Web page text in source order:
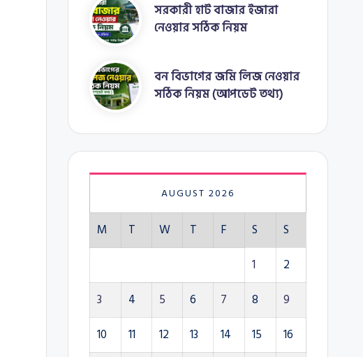
সরকারী হাট বাজার ইজারা
নেওয়ার সঠিক নিয়ম
বন বিভাগের জমি লিজ নেওয়ার
সঠিক নিয়ম (আপডেট তথ্য)
AUGUST 2026
M T W T F S
S
1
2
3
4 5 6 7 8
9
10
11 12 13 14 15
16